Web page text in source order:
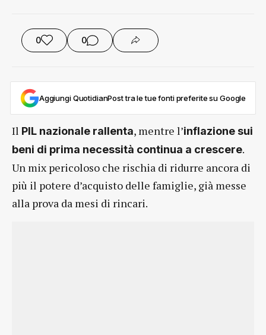
0 0
Aggiungi QuotidianPost tra le tue fonti preferite su Google
Il PIL nazionale rallenta, mentre l’inflazione sui
beni di prima necessità continua a crescere.
Un mix pericoloso che rischia di ridurre ancora di
più il potere d’acquisto delle famiglie, già messe
alla prova da mesi di rincari.